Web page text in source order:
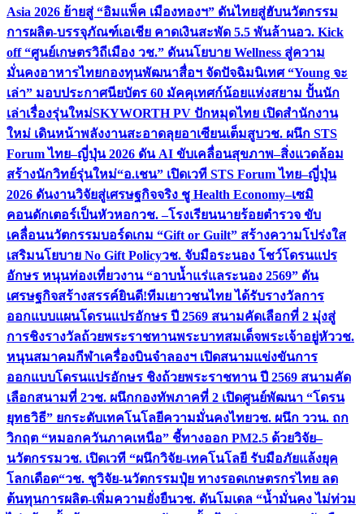
Asia 2026 ย้ายสู่ “อิมแพ็ค เมืองทองฯ” ดันไทยสู่ฮับนวัตกรรม
การผลิต-บรรจุภัณฑ์เอเชีย คาดเงินสะพัด 5.5 พันล้านอว. Kick
off “ศูนย์เกษตรวิถีเมือง วช.” ดันนโยบาย Wellness สู่ความ
มั่นคงอาหารไทยกองทุนพัฒนาสื่อฯ จัดปัจฉิมนิเทศ “Young จะ
เล่า” มอบประกาศนียบัตร 60 มัคคุเทศก์น้อยแห่งสยาม ปั้นนัก
เล่าเรื่องรุ่นใหม่SKYWORTH PV ปักหมุดไทย เปิดสำนักงาน
ใหม่ เดินหน้าพลังงานสะอาดลุยอาเซียนเต็มสูบวช. ผนึก STS
Forum ไทย–ญี่ปุ่น 2026 ดัน AI ขับเคลื่อนสุขภาพ–สิ่งแวดล้อม
สร้างนักวิทย์รุ่นใหม่“อ.เชน” เปิดเวที STS Forum ไทย–ญี่ปุ่น
2026 ดันงานวิจัยสู่เศรษฐกิจจริง ชู Health Economy–เซมิ
คอนดักเตอร์เป็นหัวหอกวช. –โรงเรียนนายร้อยตำรวจ ขับ
เคลื่อนนวัตกรรมบอร์ดเกม “Gift or Guilt” สร้างความโปร่งใส
เสริมนโยบาย No Gift Policyวช. จับมือระนอง โชว์โดรนแปร
อักษร หนุนท่องเที่ยวงาน “อาบน้ำแร่แลระนอง 2569” ดัน
เศรษฐกิจสร้างสรรค์ยินดี!ทีมเยาวชนไทย ได้รับรางวัลการ
ออกแบบแผนโดรนแปรอักษร ปี 2569 สนามคัดเลือกที่ 2 มุ่งสู่
การชิงรางวัลถ้วยพระราชทานพระบาทสมเด็จพระเจ้าอยู่หัววช.
หนุนสมาคมกีฬาเครื่องบินจำลองฯ เปิดสนามแข่งขันการ
ออกแบบโดรนแปรอักษร ชิงถ้วยพระราชทาน ปี 2569 สนามคัด
เลือกสนามที่ 2วช. ผนึกกองทัพภาคที่ 2 เปิดศูนย์พัฒนา “โดรน
ยุทธวิธี” ยกระดับเทคโนโลยีความมั่นคงไทยวช. ผนึก ววน. ถก
วิกฤต “หมอกควันภาคเหนือ” ชี้ทางออก PM2.5 ด้วยวิจัย–
นวัตกรรมวช. เปิดเวที “ผนึกวิจัย-เทคโนโลยี รับมือภัยแล้งยุค
โลกเดือด“วช. ชูวิจัย-นวัตกรรมปุ๋ย ทางรอดเกษตรกรไทย ลด
ต้นทุนการผลิต-เพิ่มความยั่งยืนวช. ดันโมเดล “น้ำมั่นคง ไม่ท่วม